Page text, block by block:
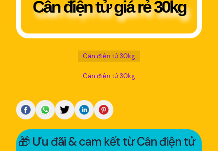
Cân điện tử giá rẻ 30kg
Cân điện tử 30kg
Cân điện tử 30kg
🎁 Ưu đãi & cam kết từ Cân điện tử